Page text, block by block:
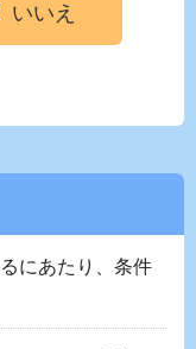
いいえ
にあたり、条件